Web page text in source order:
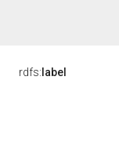
rdfs: label